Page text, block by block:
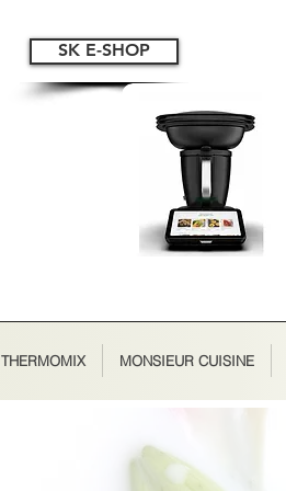
SK E-SHOP
THERMOMIX MONSIEUR CUISINE